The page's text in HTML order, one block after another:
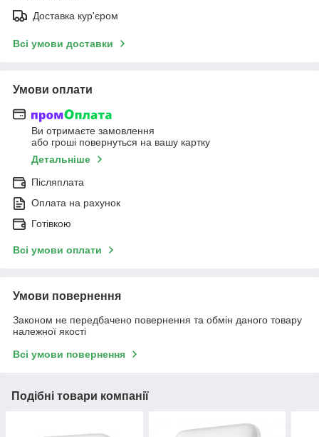
Доставка кур'єром
Всі умови доставки
Умови оплати
Ви отримаєте замовлення
або гроші повернуться на вашу картку
Детальніше
Післяплата
Оплата на рахунок
Готівкою
Всі умови оплати
Умови повернення
Законом не передбачено повернення та обмін даного товару
належної якості
Всі умови повернення
Подібні товари компанії